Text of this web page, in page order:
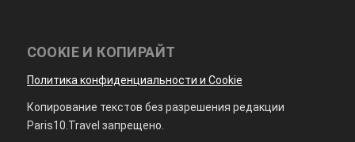
COOKIE И КОПИРАЙТ
Политика конфиденциальности и Cookie
Копирование текстов без разрешения редакции
Paris10.Travel запрещено.